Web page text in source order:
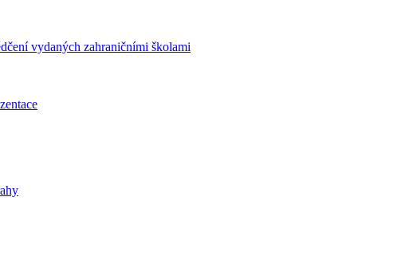
vydaných zahraničními školami